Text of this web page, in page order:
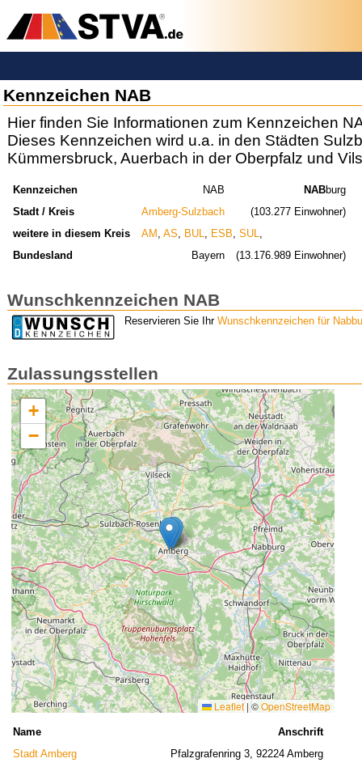
Kennzeichen NAB
Hier finden Sie Informationen zum Kennzeichen
Dieses Kennzeichen wird u.a. in den Städten
Kümmersbruck, Auerbach in der Oberpfalz und
Kennzeichen NAB NABburg
Stadt / Kreis
Amberg-Sulzbach
(103.277 Einwohner)
weitere in diesem Kreis
AM AS BUL ESB SUL
Bundesland
Bayern (13.176.989 Einwohner)
Wunschkennzeichen NAB
Reservieren Sie Ihr Wunschkennzeichen für
Zulassungsstellen
+
−
Leaflet | ©OpenStreetMap
Name
Anschrift
Stadt Amberg
Pfalzgrafenring 3, 92224 Amberg